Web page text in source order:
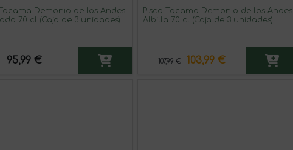
Demonio de los Andes
70 cl (Caja de 3 unidades)
95,99 €
Pisco Tacama Demonio de los Andes
Albilla 70 cl (Caja de 3 unidades)
107,99 € 103,99 €